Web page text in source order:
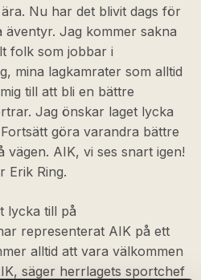
Nu har det blivit dags för
äventyr. Jag kommer sakna
folk som jobbar i
mina lagkamrater som alltid
till att bli en bättre
Jag önskar laget lycka
göra varandra bättre
vägen. AIK, vi ses snart igen!
Erik Ring.
lycka till på
representerat AIK på ett
alltid att vara välkommen
säger herrlagets sportchef